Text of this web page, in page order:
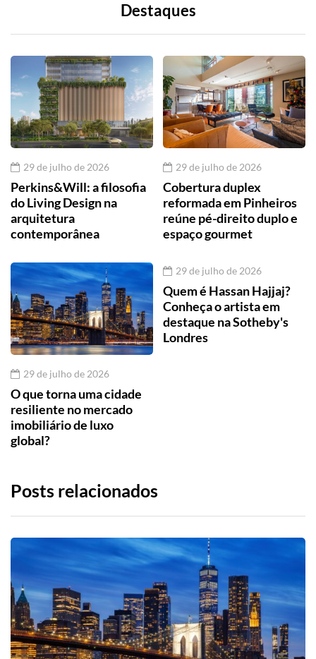
Destaques
29 de julho de 2026
Perkins&Will: a filosofia
do Living Design na
arquitetura
contemporânea
29 de julho de 2026
Cobertura duplex
reformada em Pinheiros
reúne pé-direito duplo e
espaço gourmet
29 de julho de 2026
O que torna uma cidade
resiliente no mercado
imobiliário de luxo
global?
29 de julho de 2026
Quem é Hassan Hajjaj?
Conheça o artista em
destaque na Sotheby's
Londres
Posts relacionados